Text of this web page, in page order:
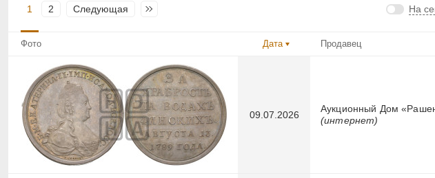
1 2 Следующая Последняя На
Фото Дата Продавец
09.07.2026
Аукционный Дом
(интернет)